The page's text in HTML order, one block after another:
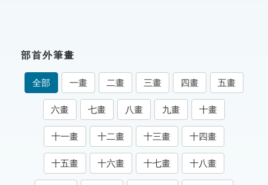
成語故事
索引選單
知識索引
單字索引
生命大百科索引
部首外筆畫
全部 一畫 二畫 三畫 四畫 五畫
六畫 七畫 八畫 九畫 十畫
十一畫 十二畫 十三畫 十四畫
十五畫 十六畫 十七畫 十八畫